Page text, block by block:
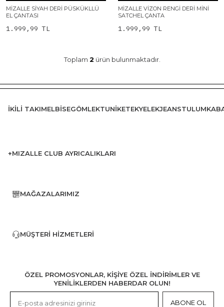
MIZALLE SIYAH DERI PÜSKÜKLLÜ
EL ÇANTASI
1.999,99 TL
MIZALLE VIZON RENGI DERI MINI
SATCHEL ÇANTA
1.999,99 TL
Toplam 2 ürün bulunmaktadır.
İKILI TAKIMELBISEGÖMLEKTUNIKETEKYELEKJEANSTULUM
+MIZALLE CLUB AYRICALIKLARI
MAĞAZALARIMIZ
MÜŞTERI HIZMETLERI
ÖZEL PROMOSYONLAR, KİŞİYE ÖZEL İNDİRİMLER VE
YENİLİKLERDEN HABERDAR OLUN!
ABONE OL